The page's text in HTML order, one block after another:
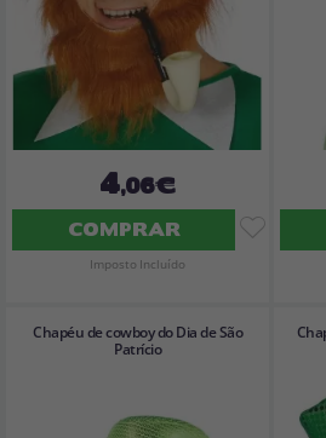
4,06€
COMPRAR
Imposto Incluído
Chapéu de cowboy do Dia de São
Patrício